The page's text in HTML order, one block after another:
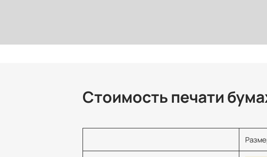
Стоимость печати